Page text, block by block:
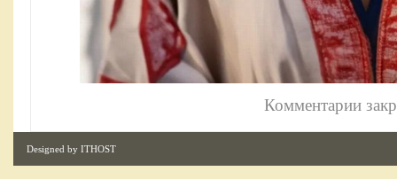
Комментарии
Designed by ITHOST